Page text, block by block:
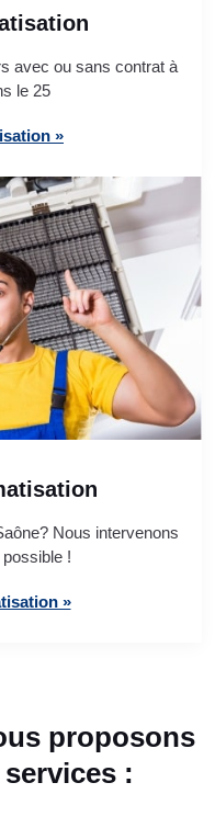
avec ou sans contrat à
le 25
»
Nous intervenons
!
»
proposons
: